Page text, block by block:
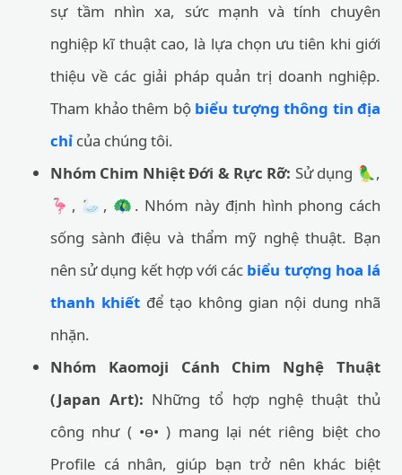
sự tầm nhìn xa, sức mạnh và tính chuyên
nghiệp kĩ thuật cao, là lựa chọn ưu tiên khi giới
thiệu về các giải pháp quản trị doanh nghiệp.
Tham khảo thêm bộ biểu tượng thông tin địa
chỉ của chúng tôi.
Nhóm Chim Nhiệt Đới & Rực Rỡ: Sử dụng 🦜,
🦩, 🦢, 🦚. Nhóm này định hình phong cách
sống sành điệu và thẩm mỹ nghệ thuật. Bạn
nên sử dụng kết hợp với các biểu tượng hoa lá
thanh khiết để tạo không gian nội dung nhã
nhặn.
Nhóm Kaomoji Cánh Chim Nghệ Thuật
(Japan Art): Những tổ hợp nghệ thuật thủ
công như ( •ө• ) mang lại nét riêng biệt cho
Profile cá nhân, giúp bạn trở nên khác biệt